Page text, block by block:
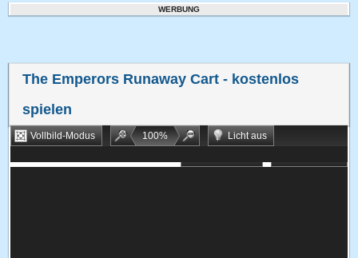
WERBUNG
The Emperors Runaway Cart - kostenlos
spielen
Vollbild-Modus 100%
Licht aus